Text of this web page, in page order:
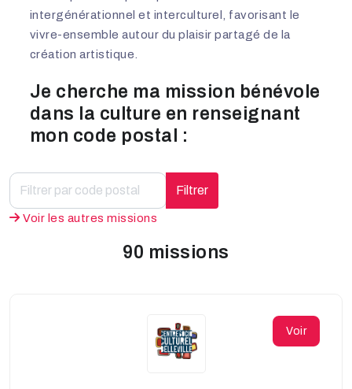
intergénérationnel et interculturel, favorisant le
vivre-ensemble autour du plaisir partagé de la
création artistique.
Je cherche ma mission bénévole
dans la culture en renseignant
mon code postal :
Filtrer
Voir les autres missions
90 missions
Voir